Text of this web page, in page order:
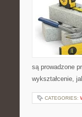
są prowadzone
wykształcenie,
CATEGORIES: